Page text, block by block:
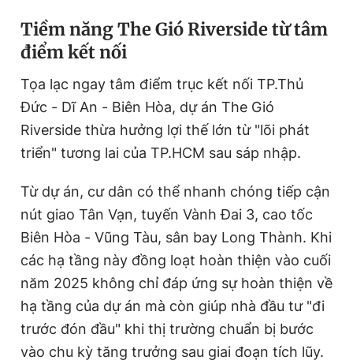
Tiềm năng The Gió Riverside từ tâm
điểm kết nối
Tọa lạc ngay tâm điểm trục kết nối TP.Thủ
Đức - Dĩ An - Biên Hòa, dự án The Gió
Riverside thừa hưởng lợi thế lớn từ "lõi phát
triển" tương lai của TP.HCM sau sáp nhập.
Từ dự án, cư dân có thể nhanh chóng tiếp cận
nút giao Tân Vạn, tuyến Vành Đai 3, cao tốc
Biên Hòa - Vũng Tàu, sân bay Long Thành. Khi
các hạ tầng này đồng loạt hoàn thiện vào cuối
năm 2025 không chỉ đáp ứng sự hoàn thiện về
hạ tầng của dự án mà còn giúp nhà đầu tư "đi
trước đón đầu" khi thị trường chuẩn bị bước
vào chu kỳ tăng trưởng sau giai đoạn tích lũy.